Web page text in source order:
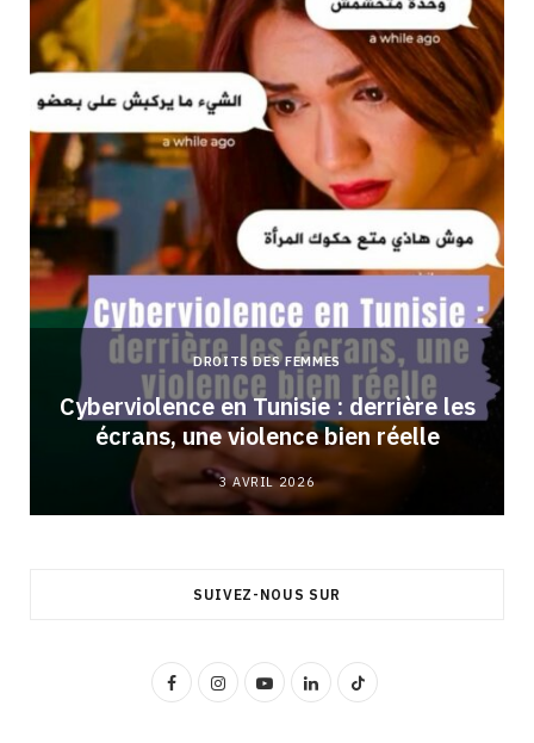
DROITS DES FEMMES
Cyberviolence en Tunisie : derrière les
écrans, une violence bien réelle
3 AVRIL 2026
SUIVEZ-NOUS SUR
F
I
Y
L
T